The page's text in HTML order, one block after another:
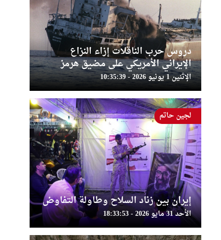
دروس حرب الناقلات إزاء النزاع
الإيراني الأمريكي على مضيق هرمز
الإثنين 1 يونيو 2026 - 10:35:39
إيران بين زناد السلاح وطاولة التفاوض
الأحد 31 مايو 2026 - 18:33:53
لجين حاتم